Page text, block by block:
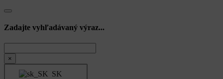
Zadajte vyhľadávaný výraz...
×
SK